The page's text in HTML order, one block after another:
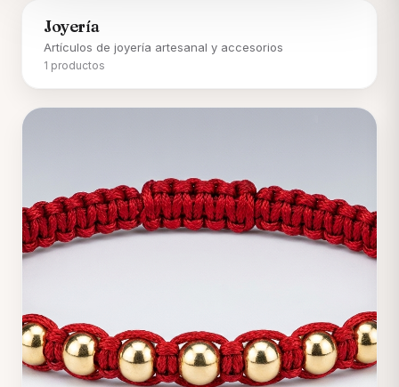
Joyería
Artículos de joyería artesanal y accesorios
1 productos